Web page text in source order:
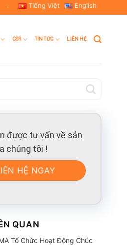
- Tiếng Việt English
CSR TIN TỨC LIÊN HỆ
được tư vấn về sản
chúng tôi !
HỆ NGAY
QUAN
Tổ Chức Hoạt Động Chúc